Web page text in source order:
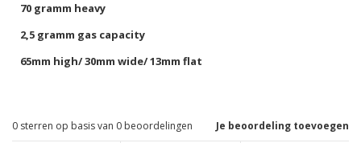
70 gramm heavy
2,5 gramm gas capacity
65mm high/ 30mm wide/ 13mm flat
Je beoordeling toevoegen
0 sterren op basis van 0 beoordelingen